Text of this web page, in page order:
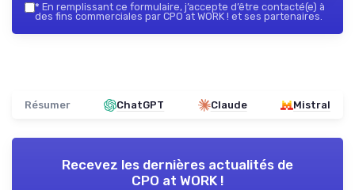
* En remplissant ce formulaire, j’accepte d’être contacté(e) à
des fins commerciales par CPO at WORK ! et ses partenaires.
Résumer ChatGPT Claude Mistral
Recevez les dernières actualités de
CPO at WORK !